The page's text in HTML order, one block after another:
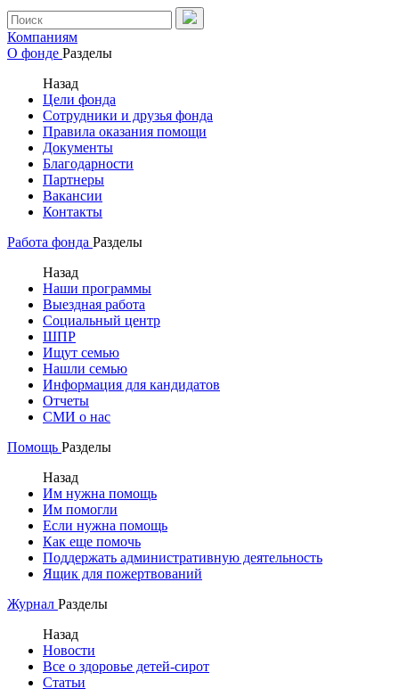
Компаниям
О фонде Разделы
Назад
Цели фонда
Сотрудники и друзья фонда
Правила оказания помощи
Документы
Благодарности
Партнеры
Вакансии
Контакты
Работа фонда Разделы
Назад
Наши программы
Выездная работа
Социальный центр
ШПР
Ищут семью
Нашли семью
Информация для кандидатов
Отчеты
СМИ о нас
Помощь Разделы
Назад
Им нужна помощь
Им помогли
Если нужна помощь
Как еще помочь
Поддержать административную деятельность
Ящик для пожертвований
Журнал Разделы
Назад
Новости
Все о здоровье детей-сирот
Статьи